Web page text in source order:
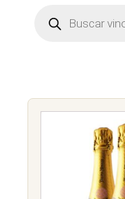
Búsqueda